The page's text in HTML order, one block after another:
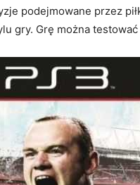
podejmowane przez
gry. Grę można testować